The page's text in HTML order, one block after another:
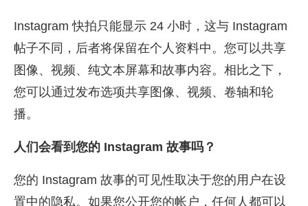
Instagram 快拍只能显示 24 小时，这与 Instagram
帖子不同，后者将保留在个人资料中。您可以共享
图像、视频、纯文本屏幕和故事内容。相比之下，
您可以通过发布选项共享图像、视频、卷轴和轮
播。
人们会看到您的 Instagram 故事吗？
您的 Instagram 故事的可见性取决于您的用户在设
置中的隐私。如果您公开您的帐户，任何人都可以